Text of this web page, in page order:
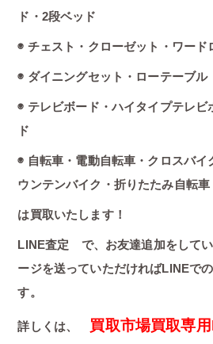
ド・2段ベッド
◉ チェスト・クローゼット・ワード
◉ ダイニングセット・ローテーブル
◉ テレビボード・ハイタイプテレビ
ド
◉ 自転車・電動自転車・クロスバイ
ウンテンバイク・折りたたみ自転車
は買取いたします！
LINE査定 で、お友達追加をして
ージを送っていただければLINEで
す。
詳しくは、 買取市場買取専